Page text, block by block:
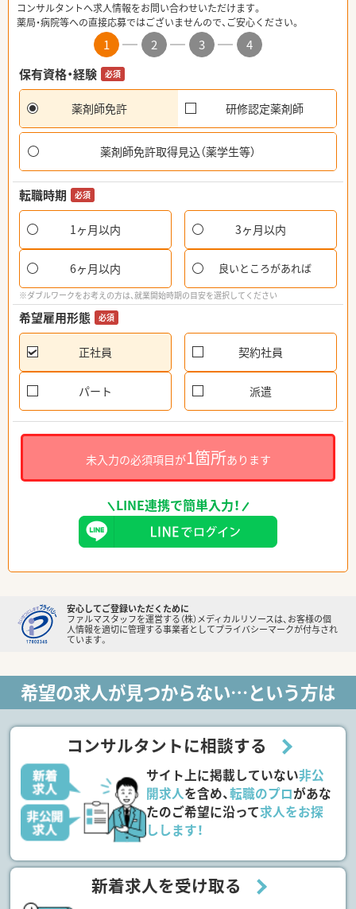
コンサルタントへ求人情報をお問い合わせいただけます。
薬局・病院等への直接応募ではございませんので、ご安心ください。
1 2 3
4
保有資格・経験
必須
薬剤師免許 研修認定薬剤師
薬剤師免許取得見込（薬学生等）
転職時期 必須
1ヶ月以内 3ヶ月以内
6ヶ月以内 良いところがあれば
※ダブルワークをお考えの方は、就業開始時期の目安を選択してください
希望雇用形態 必須
正社員 契約社員
パート 派遣
未入力の必須項目が1箇所あります
LINE連携で簡単入力！
安心してご登録いただくために
ファルマスタッフを運営する（株）メディカルリソースは、お客様の個
人情報を適切に管理する事業者としてプライバシーマークが付与され
ています。
希望の求人が見つからない…という方は
コンサルタントに相談する
サイト上に掲載していない非公
開求人を含め、転職のプロがあな
たのご希望に沿って求人をお探
しします！
新着求人を受け取る